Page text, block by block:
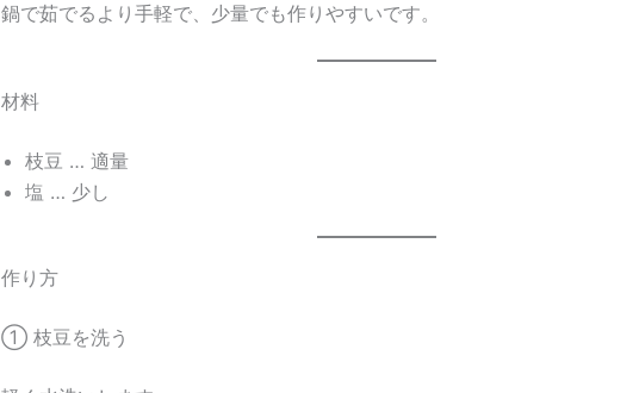
鍋で茹でるより手軽で、少量でも作りやすいです。
材料
枝豆 … 適量
塩 … 少し
作り方
① 枝豆を洗う